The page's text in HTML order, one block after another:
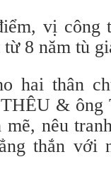
vị
8 năm tù
hai thân
&
mẽ, nêu
thắn với